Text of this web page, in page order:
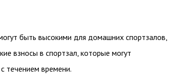
быть высокими для домашних спортзалов,
взносы в спортзал, которые могут
течением времени.